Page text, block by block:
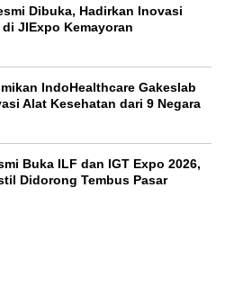
Dibuka, Hadirkan Inovasi
JIExpo Kemayoran
IndoHealthcare Gakeslab
Alat Kesehatan dari 9 Negara
Buka ILF dan IGT Expo 2026,
Didorong Tembus Pasar